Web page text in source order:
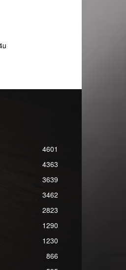
4601
4363
3639
3462
2823
1290
1230
866